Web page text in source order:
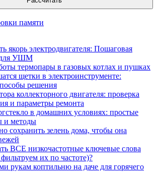
якорь электродвигателя: Пошаговая
для УШМ
термопары в газовых котлах и пушках
щетки в электроинструменте:
решения
коллекторного двигателя: проверка
и параметры ремонта
в домашних условиях: простые
и методы
сохранить зелень дома, чтобы она
ВСЕ низкочастотные ключевые слова
их по частоте)?
рукам коптильню на даче для горячего